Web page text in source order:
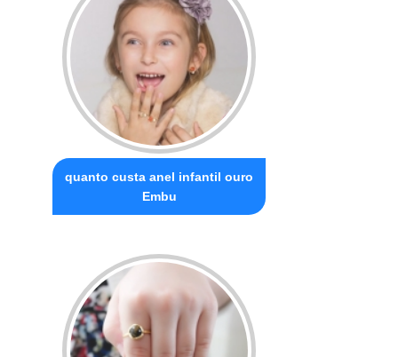
quanto custa anel infantil ouro
Embu